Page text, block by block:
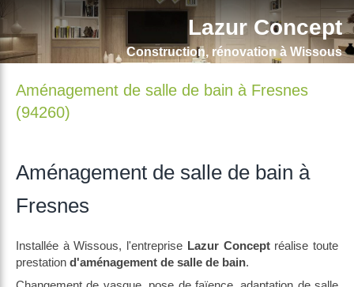
Lazur Concept
Construction, rénovation à Wissous
Aménagement de salle de bain à Fresnes
(94260)
Aménagement de salle de bain à
Fresnes
Installée à Wissous, l'entreprise Lazur Conceptréalise toute
prestation d'aménagement de salle de bain.